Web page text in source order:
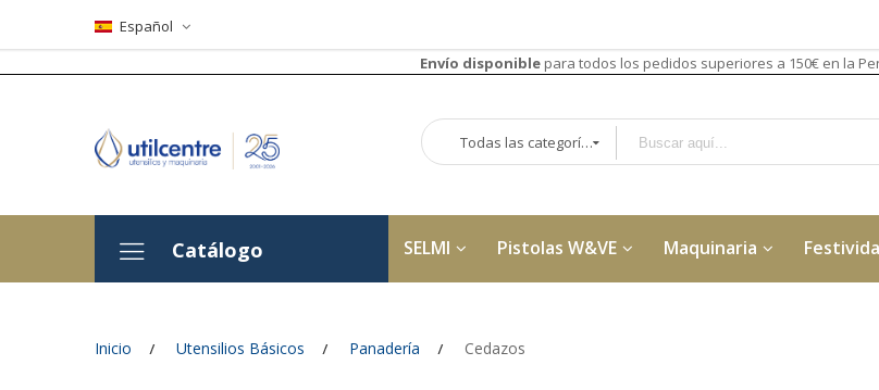
Español
Envío disponible para todos los pedidos superiores a 150€ en la
Todas las categorías
Catálogo SELMI Pistolas W&VE Maquinaria
Inicio Utensilios Básicos Panadería Cedazos